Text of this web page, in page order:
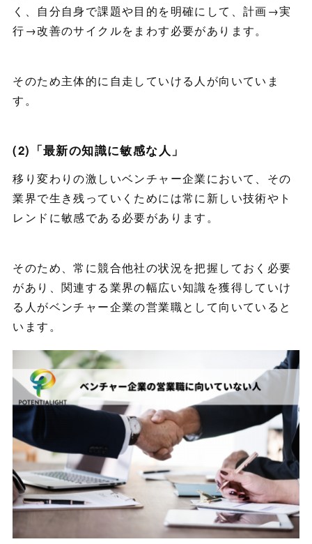
く、自分自身で課題や目的を明確にして、計画→実
行→改善のサイクルをまわす必要があります。
そのため主体的に自走していける人が向いていま
す。
(2)「最新の知識に敏感な人」
移り変わりの激しいベンチャー企業において、その
業界で生き残っていくためには常に新しい技術やト
レンドに敏感である必要があります。
そのため、常に競合他社の状況を把握しておく必要
があり、関連する業界の幅広い知識を獲得していけ
る人がベンチャー企業の営業職として向いていると
います。